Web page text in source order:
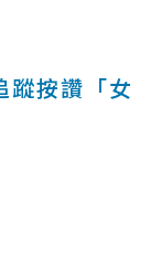
蹤按讚「女